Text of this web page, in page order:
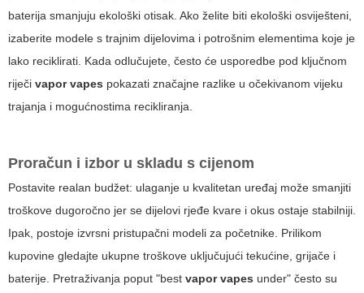
baterija smanjuju ekološki otisak. Ako želite biti ekološki osviješteni,
izaberite modele s trajnim dijelovima i potrošnim elementima koje je
lako reciklirati. Kada odlučujete, često će usporedbe pod ključnom
riječi vapor vapes pokazati značajne razlike u očekivanom vijeku
trajanja i mogućnostima recikliranja.
Proračun i izbor u skladu s cijenom
Postavite realan budžet: ulaganje u kvalitetan uređaj može smanjiti
troškove dugoročno jer se dijelovi rjeđe kvare i okus ostaje stabilniji.
Ipak, postoje izvrsni pristupačni modeli za početnike. Prilikom
kupovine gledajte ukupne troškove uključujući tekućine, grijače i
baterije. Pretraživanja poput "best vapor vapes under" često su